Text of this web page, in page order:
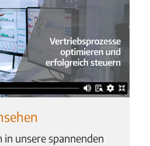
in unsere spannenden